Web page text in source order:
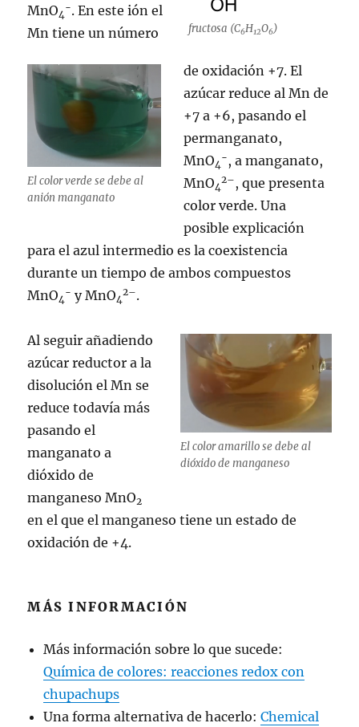
fructosa (C6H12O6)
El color verde se debe al
anión manganato
MnO4
−. En este ión el
Mn tiene un número
de oxidación +7. El
azúcar reduce al Mn de
+7 a +6, pasando el
permanganato,
MnO4
−, a manganato,
MnO4
2–, que presenta
color verde. Una
posible explicación
para el azul intermedio es la coexistencia
durante un tiempo de ambos compuestos
MnO4
− y MnO4
2–.
El color amarillo se debe al
dióxido de manganeso
Al seguir añadiendo
azúcar reductor a la
disolución el Mn se
reduce todavía más
pasando el
manganato a
dióxido de
manganeso MnO2
en el que el manganeso tiene un estado de
oxidación de +4.
MÁS INFORMACIÓN
Más información sobre lo que sucede:
Química de colores: reacciones redox con
chupachups
Una forma alternativa de hacerlo:Chemical